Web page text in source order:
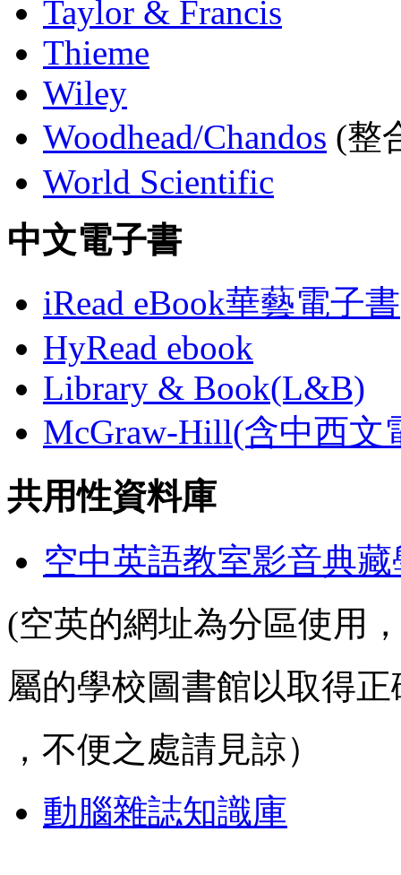
Taylor & Francis
Thieme
Wiley
Woodhead/Chandos (整
World Scientific
中文電子書
iRead eBook華藝電子書
HyRead ebook
Library & Book(L&B)
McGraw-Hill(含中西文
共用性資料庫
空中英語教室影音典
(空英的網址為分區使用
屬的學校圖書館以取得
，不便之處請見諒）
動腦雜誌知識庫